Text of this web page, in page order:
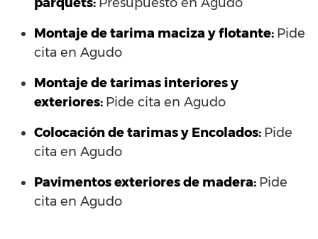
Montaje de tarima maciza y flotante: Pide
cita en Agudo
Montaje de tarimas interiores y
exteriores: Pide cita en Agudo
Colocación de tarimas y Encolados: Pide
cita en Agudo
Pavimentos exteriores de madera: Pide
cita en Agudo